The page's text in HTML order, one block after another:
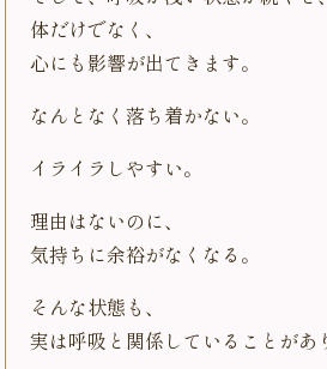
体だけでなく、
心にも影響が出てきます。
なんとなく落ち着かない。
イライラしやすい。
理由はないのに、
気持ちに余裕がなくなる。
そんな状態も、
実は呼吸と関係していることがあ